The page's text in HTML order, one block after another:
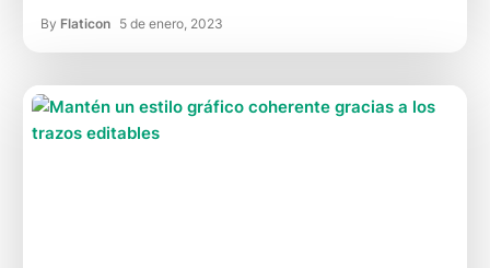
By Flaticon 5 de enero, 2023